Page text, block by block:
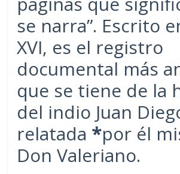
se narra”. Escrito
XVI, es el registro
documental más
que se tiene de la
del indio Juan
relatada *por él
Don Valeriano.